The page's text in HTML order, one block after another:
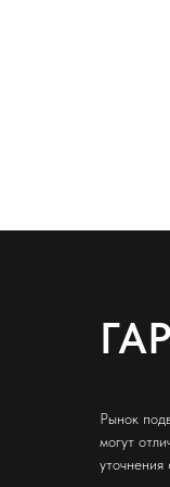
Рынок
могут